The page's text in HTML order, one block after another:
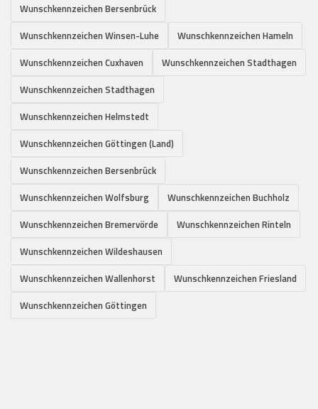
Wunschkennzeichen Bersenbrück
Wunschkennzeichen Winsen-Luhe
Wunschkennzeichen Hameln
Wunschkennzeichen Cuxhaven
Wunschkennzeichen Stadthagen
Wunschkennzeichen Stadthagen
Wunschkennzeichen Helmstedt
Wunschkennzeichen Göttingen (Land)
Wunschkennzeichen Bersenbrück
Wunschkennzeichen Wolfsburg
Wunschkennzeichen Buchholz
Wunschkennzeichen Bremervörde
Wunschkennzeichen Rinteln
Wunschkennzeichen Wildeshausen
Wunschkennzeichen Wallenhorst
Wunschkennzeichen Friesland
Wunschkennzeichen Göttingen